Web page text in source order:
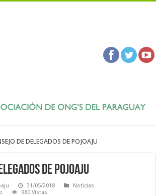
DE DELEGADOS DE POJOAJU
DE POJOAJU
31/05/2018
Noticias
980 Vistas